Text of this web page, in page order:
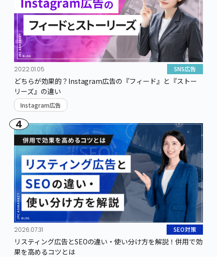
2022.01.05 SNS広告
どちらが効果的？Instagram広告の『フィード』と『ストー
リーズ』の違い
Instagram広告
2026.07.31 SEO対策
リスティング広告とSEOの違い・使い分け方を解説！併用で効
果を高めるコツとは
4